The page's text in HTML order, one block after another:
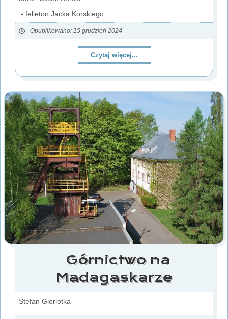
- felieton Jacka Korskiego
Opublikowano: 15 grudzień 2024
Czytaj więcej...
Górnictwo na
Madagaskarze
Stefan Gierlotka